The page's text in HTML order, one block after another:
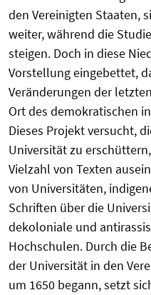
den Vereinigten Staaten,
weiter, während die
steigen. Doch in diese
Vorstellung eingebettet,
Veränderungen der
Ort des demokratischen
Dieses Projekt versucht,
Universität zu
Vielzahl von Texten
von Universitäten,
Schriften über die
dekoloniale und
Hochschulen. Durch die
der Universität in den
um 1650 begann, setzt